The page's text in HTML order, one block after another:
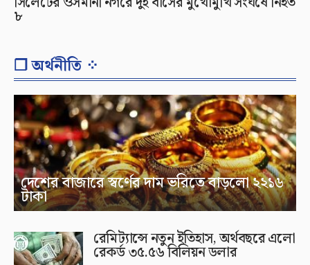
৮
❐ অর্থনীতি ⁘
দেশের বাজারে স্বর্ণের দাম ভরিতে বাড়লো ২২১৬
টাকা
রেমিট্যান্সে নতুন ইতিহাস, অর্থবছরে এলো
রেকর্ড ৩৫.৫৬ বিলিয়ন ডলার